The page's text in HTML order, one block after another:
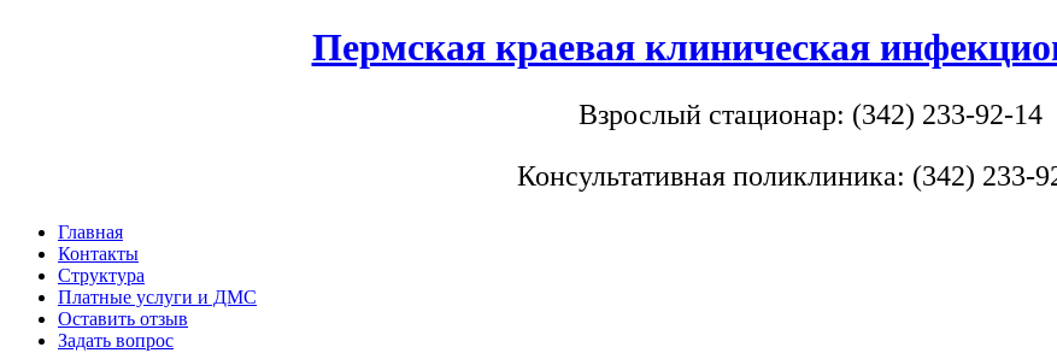
Пермская краевая клиническая
Взрослый стационар: (342) 233-92-14
Консультативная поликлиника: (342) 233-
Главная
Контакты
Структура
Платные услуги и ДМС
Оставить отзыв
Задать вопрос